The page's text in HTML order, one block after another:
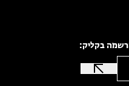
בקליק: